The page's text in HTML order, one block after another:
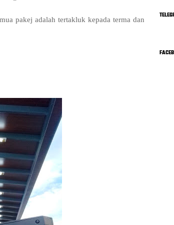
pakej adalah tertakluk kepada terma dan